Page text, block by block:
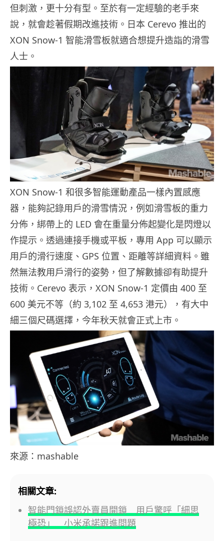
但刺激，更十分有型。至於有一定經驗的老手來
說，就會趁著假期改進技術。日本 Cerevo 推出的
XON Snow-1 智能滑雪板就適合想提升造詣的滑雪
人士。
XON Snow-1 和很多智能運動產品一樣內置感應
器，能夠記錄用戶的滑雪情況，例如滑雪板的重力
分佈，綁帶上的 LED 會在重量分佈起變化是閃燈以
作提示。透過連接手機或平板，專用 App 可以顯示
用戶的滑行速度、GPS 位置、距離等詳細資料。雖
然無法教用戶滑行的姿勢，但了解數據卻有助提升
技術。Cerevo 表示，XON Snow-1 定價由 400 至
600 美元不等（約 3,102 至 4,653 港元），有大中
細三個尺碼選擇，今年秋天就會正式上市。
來源：mashable
相關文章:
智能門鎖誤認外賣員開鎖 用戶驚呼「細思
極恐」 小米承諾跟進問題